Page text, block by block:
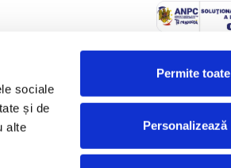
sociale
și de
alte
Permite toate
Personalizează
cu ❤ și cu 🧠 de Dan Trifan iar